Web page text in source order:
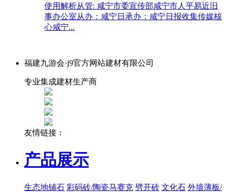
使用解析从管: 咸宁市委宣传部咸宁市人平易近旧
事办公室从办：咸宁日承办：咸宁日报收集传媒核
心咸宁...
福建九游会·j9官方网站建材有限公司
专业集成建材生产商
友情链接：
产品展示
生态地铺石 彩码砖/陶瓷马赛克 劈开砖 文化石 外墙薄板/